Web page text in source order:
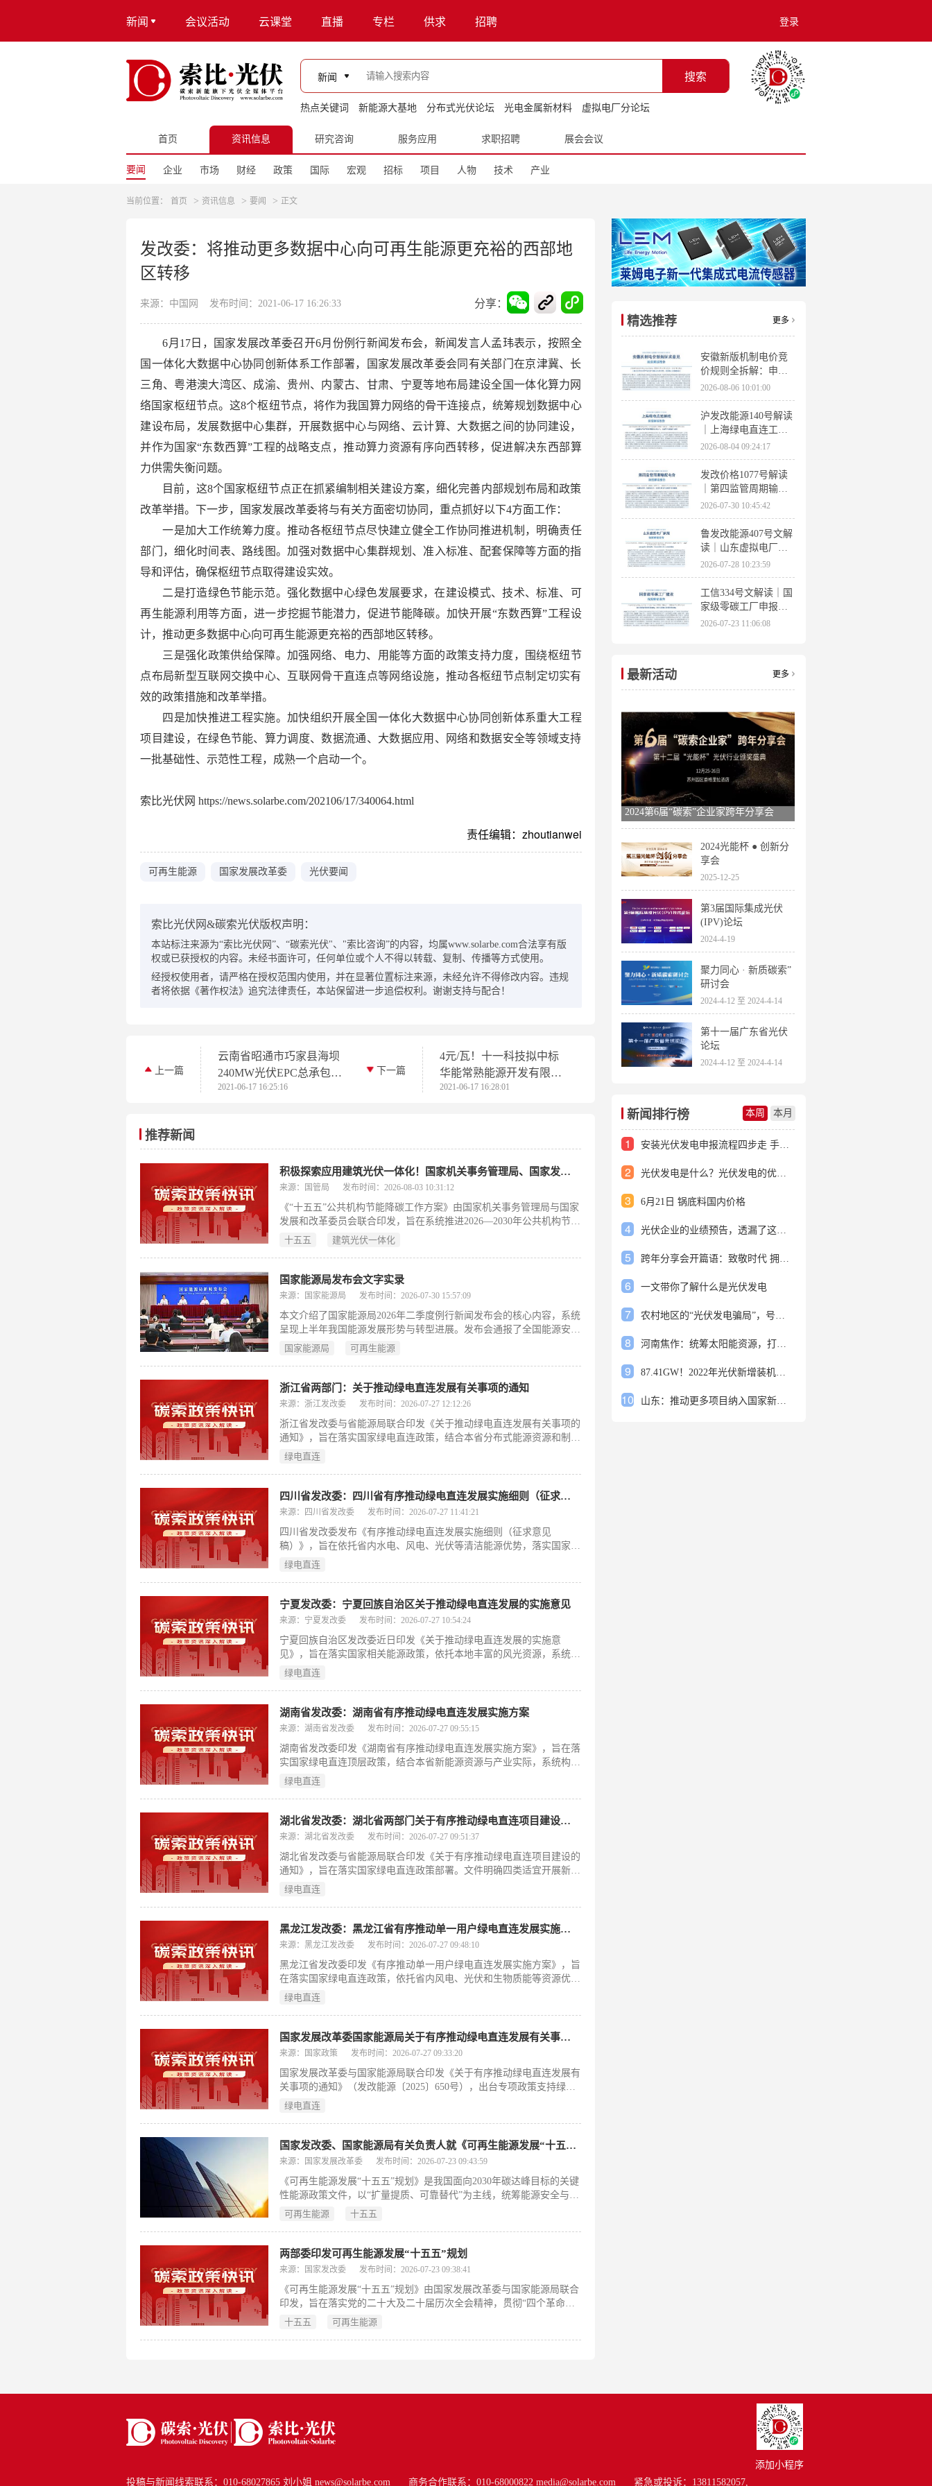
新闻 会议活动 云课堂 直播 专栏 供求 招聘 登录
新闻 搜索
热点关键词 新能源大基地 分布式光伏论坛 光电金属新材料 虚拟电厂分论坛
首页 资讯信息 研究咨询 服务应用 求职招聘 展会会议
要闻 企业 市场 财经 政策 国际 宏观 招标 项目 人物 技术 产业
当前位置： 首页 > 资讯信息 > 要闻 > 正文
发改委：将推动更多数据中心向可再生能源更充裕的西部地
区转移
来源：中国网 发布时间：2021-06-17 16:26:33 分享：
6月17日，国家发展改革委召开6月份例行新闻发布会，新闻发言人孟玮表示，按照全
国一体化大数据中心协同创新体系工作部署，国家发展改革委会同有关部门在京津冀、长
三角、粤港澳大湾区、成渝、贵州、内蒙古、甘肃、宁夏等地布局建设全国一体化算力网
络国家枢纽节点。这8个枢纽节点，将作为我国算力网络的骨干连接点，统筹规划数据中心
建设布局，发展数据中心集群，开展数据中心与网络、云计算、大数据之间的协同建设，
并作为国家“东数西算”工程的战略支点，推动算力资源有序向西转移，促进解决东西部算
力供需失衡问题。
目前，这8个国家枢纽节点正在抓紧编制相关建设方案，细化完善内部规划布局和政策
改革举措。下一步，国家发展改革委将与有关方面密切协同，重点抓好以下4方面工作：
一是加大工作统筹力度。推动各枢纽节点尽快建立健全工作协同推进机制，明确责任
部门，细化时间表、路线图。加强对数据中心集群规划、准入标准、配套保障等方面的指
导和评估，确保枢纽节点取得建设实效。
二是打造绿色节能示范。强化数据中心绿色发展要求，在建设模式、技术、标准、可
再生能源利用等方面，进一步挖掘节能潜力，促进节能降碳。加快开展“东数西算”工程设
计，推动更多数据中心向可再生能源更充裕的西部地区转移。
三是强化政策供给保障。加强网络、电力、用能等方面的政策支持力度，围绕枢纽节
点布局新型互联网交换中心、互联网骨干直连点等网络设施，推动各枢纽节点制定切实有
效的政策措施和改革举措。
四是加快推进工程实施。加快组织开展全国一体化大数据中心协同创新体系重大工程
项目建设，在绿色节能、算力调度、数据流通、大数据应用、网络和数据安全等领域支持
一批基础性、示范性工程，成熟一个启动一个。
索比光伏网 https://news.solarbe.com/202106/17/340064.html
责任编辑：zhoutianwei
可再生能源 国家发展改革委 光伏要闻
索比光伏网&碳索光伏版权声明：
本站标注来源为“索比光伏网”、“碳索光伏"、"索比咨询”的内容，均属www.solarbe.com合法享有版
权或已获授权的内容。未经书面许可，任何单位或个人不得以转载、复制、传播等方式使用。
经授权使用者，请严格在授权范围内使用，并在显著位置标注来源，未经允许不得修改内容。违规
者将依据《著作权法》追究法律责任，本站保留进一步追偿权利。谢谢支持与配合！
上一篇
云南省昭通市巧家县海坝
240MW光伏EPC总承包中
标候选人公示
2021-06-17 16:25:16
下一篇
4元/瓦！十一科技拟中标
华能常熟能源开发有限公
司31兆瓦建筑光伏一体化
2021-06-17 16:28:01
推荐新闻
积极探索应用建筑光伏一体化！国家机关事务管理局、国家发展和改革委员会联合发布《“十五五”公共机构节能降碳工作方案》
来源：国管局 发布时间：2026-08-03 10:31:12
《“十五五”公共机构节能降碳工作方案》由国家机关事务管理局与国家
发展和改革委员会联合印发，旨在系统推进2026—2030年公共机构节能
降碳工作，支撑全国碳达峰目标实现。方案明确以碳达峰碳中和为引
级分类管理机制，强化目标考核与定额约束；加大既有建筑及用能设备
节能改造力度，推广绿色建筑与超低能耗技术；优化能源结构，严控煤
电网等新模式；提升电气化水平，加快新能源汽车及充电设施布局；同
时统筹推进节水、反食品浪费、垃圾分类、绿色办公与宣传教育，并加
强制度标准、计量统计、市场机制和人才能力等支撑保障。方案强调部
十五五 建筑光伏一体化
国家能源局发布会文字实录
来源：国家能源局 发布时间：2026-07-30 15:57:09
本文介绍了国家能源局2026年二季度例行新闻发布会的核心内容，系统
呈现上半年我国能源发展形势与转型进展。发布会通报了全国能源安全
保障能力持续增强、能源有效投资稳步增长、绿色低碳转型加速推进三
亿千瓦，可再生能源发电量占全部发电量的41.2%；新型储能装机达
1.53亿千瓦，同比增长61%。同时，发布会还通报了迎峰度夏电力保供
（2026）》发布等重点情况，并就绿电消费考核扩容、电力市场建设、
油气自主供给提升及全球能源转型引领作用等热点问题作出政策回应。
（198字）
国家能源局 可再生能源
浙江省两部门：关于推动绿电直连发展有关事项的通知
来源：浙江发改委 发布时间：2026-07-27 12:12:26
浙江省发改委与省能源局联合印发《关于推动绿电直连发展有关事项的
通知》，旨在落实国家绿电直连政策，结合本省分布式能源资源和制造
业优势，构建规范化绿电专线直供体系。文件明确并网与离网两类实施
发自用、20%余电上网的刚性消纳比例，划定220千伏接入的安全评估
红线；实行市级联审建设计划、省级备案的分级管理，鼓励民间资本多
量监控、年度运行评估及“5年累计3年不达标即退出”的闭环监管机制，
以提升新能源就地消纳能力，助力制造与外贸企业降低绿色用能成本、
应对国际碳壁垒。（199字）
绿电直连
四川省发改委：四川省有序推动绿电直连发展实施细则（征求意见稿）
来源：四川省发改委 发布时间：2026-07-27 11:41:21
四川省发改委发布《有序推动绿电直连发展实施细则（征求意见
稿）》，旨在依托省内水电、风电、光伏等清洁能源优势，落实国家绿
电直连政策，并结合本地算力产业特点制定差异化规则。细则明确三类
层面规定直连线路不超过60公里、电压等级不超220千伏；管理上覆盖
方案编制、多级评审、开工时限及负荷退出等全流程闭环机制；配套建
电网安全前提下，为算力、制造及外贸企业提供新能源专线直供新路
径。（199字）
绿电直连
宁夏发改委：宁夏回族自治区关于推动绿电直连发展的实施意见
来源：宁夏发改委 发布时间：2026-07-27 10:54:24
宁夏回族自治区发改委近日印发《关于推动绿电直连发展的实施意
见》，旨在落实国家相关能源政策，依托本地丰富的风光资源，系统推
进新能源就地消纳。文件聚焦新增负荷、自备电厂改造和出口企业三类
的直连距离管控标准，规范多元主体投资合作方式，建立自治区、市、
县、园区四级联合申报评审机制及全周期动态监管体系。该政策自2026
业降低绿色用能成本，加快全区能源结构低碳转型。（198字）
绿电直连
湖南省发改委：湖南省有序推动绿电直连发展实施方案
来源：湖南省发改委 发布时间：2026-07-27 09:55:15
湖南省发改委印发《湖南省有序推动绿电直连发展实施方案》，旨在落
实国家绿电直连顶层政策，结合本省新能源资源与产业实际，系统构建
绿电直连发展机制。方案将项目划分为并网型和离网型两类，明确适用
场交易、费用缴纳、年度评估及退出等全链条管理规则，细化“自发自
用、余电上网”的量化标准，并创新实施输配电费差异化缴纳方式。同
伏和生物质电力就地消纳能力，支持制造业、数据中心和外贸企业降低
绿色用能成本、实现降碳目标。（199字）
绿电直连
湖北省发改委：湖北省两部门关于有序推动绿电直连项目建设的通知
来源：湖北省发改委 发布时间：2026-07-27 09:51:37
湖北省发改委与省能源局联合印发《关于有序推动绿电直连项目建设的
通知》，旨在落实国家绿电直连政策部署。文件明确四类适宜开展新能
源专线直供的项目场景，对电源与负荷的地理布局、投资主体权责划
项、建设实施、并网运行到退出转型的全生命周期管理体系。该举措聚
焦破解省内风电、光伏等可再生能源消纳难题，精准对接制造业及出口
展。（198字）
绿电直连
黑龙江发改委：黑龙江省有序推动单一用户绿电直连发展实施方案
来源：黑龙江发改委 发布时间：2026-07-27 09:48:10
黑龙江省发改委印发《有序推动单一用户绿电直连发展实施方案》，旨
在落实国家绿电直连政策，依托省内风电、光伏和生物质能等资源优势
及工业结构特点，系统推进绿电就地消纳。方案明确区分并网型与离网
建立标准化专线直供模式，重点保障高载能企业、绿色制造企业、算力
中心及出口型企业获得稳定、可靠的绿色电力供应，从而支撑产业低碳
绿电直连
国家发展改革委国家能源局关于有序推动绿电直连发展有关事项的通知
来源：国家政策 发布时间：2026-07-27 09:33:20
国家发展改革委与国家能源局联合印发《关于有序推动绿电直连发展有
关事项的通知》（发改能源〔2025〕650号），出台专项政策支持绿色
电力直接连接用电负荷。文件以促进新能源就近就地消纳为核心目标，
自发自用与余电上网的量化管控指标，并重点鼓励民营企业和出口外向
型企业建设风电、光伏直连专线。此举旨在提升工业领域绿色用能比
“双碳”目标的加快实现。（198字）
绿电直连
国家发改委、国家能源局有关负责人就《可再生能源发展“十五五”规划》答记者问
来源：国家发展改革委 发布时间：2026-07-23 09:43:59
《可再生能源发展“十五五”规划》是我国面向2030年碳达峰目标的关键
性能源政策文件，以“扩量提质、可靠替代”为主线，统筹能源安全与绿
色低碳转型。规划明确四大核心目标：到2030年，可再生能源消费总量
力达8%，迎峰时段电量占比超20%。为实现目标，规划部署七项重点
任务：扩大电力供给（优化“三北”基地、海上风电、水风光一体化及分
化、发展抽水蓄能、增强源网荷协同）；突破非电利用（拓展绿氢氨
醇、风光供热、生物质及地热应用）；提升全社会消费水平；巩固技术
产业优势；健全政策与市场机制；深化国际合作。全文突出集中式与分
可再生能源 十五五
两部委印发可再生能源发展“十五五”规划
来源：国家发改委 发布时间：2026-07-23 09:38:41
《可再生能源发展“十五五”规划》由国家发展改革委与国家能源局联合
印发，旨在落实党的二十大及二十届历次全会精神，贯彻“四个革命、
一个合作”能源安全新战略，服务国家碳达峰、碳中和目标。该规划依
十五五 可再生能源
精选推荐 更多
安徽新版机制电价竞
价规则全拆解：申报
条件、保函罚则、出
清机制、聚合商门槛
2026-08-06 10:01:00
沪发改能源140号解读
｜上海绿电直连工作
方案 申报条件、源荷
指标、场景优先级全
梳理
2026-08-04 09:24:17
发改价格1077号解读
｜第四监管周期输配
电价落地 电量电价下
调容量电价上调
2026-07-30 10:45:42
鲁发改能源407号文解
读｜山东虚拟电厂管
理办法全文 分布式光
伏打包入市规则详解
2026-07-28 10:23:59
工信334号文解读｜国
家级零碳工厂申报条
件、三大硬性指标、
2026-07-23 11:06:08
最新活动 更多
2024第6届“碳索”企业家跨年分享会
2024光能杯 ● 创新分
享会
2025-12-25
第3届国际集成光伏
(IPV)论坛
2024-4-19
聚力同心 · 新质碳索”
研讨会
2024-4-12 至 2024-4-14
第十一届广东省光伏
论坛
2024-4-12 至 2024-4-14
新闻排行榜 本周 本月
1 安装光伏发电申报流程四步走 手把手教你装起光伏电站
2 光伏发电是什么？光伏发电的优缺点有哪些？
3 6月21日 锅底料国内价格
4 光伏企业的业绩预告，透漏了这些信号
5 跨年分享会开篇语：致敬时代 拥抱变革
6 一文带你了解什么是光伏发电
7 农村地区的“光伏发电骗局”，号称能用屋顶赚钱，不少人已经上当
8 河南焦作：统筹太阳能资源，打造百万千瓦级光伏基地
9 87.41GW！2022年光伏新增装机规模发布
10 山东：推动更多项目纳入国家新增风光大基地项目
添加小程序
投稿与新闻线索联系：010-68027865 刘小姐 news@solarbe.com
商务合作联系：010-68000822 media@solarbe.com 紧急或投诉：13811582057,